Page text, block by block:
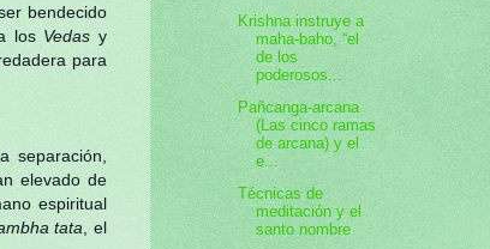
bendecido
los Vedas y
para
elevado de
espiritual
tata , el
Krishna instruye a
maha-baho, “el
de los
poderosos...
Pañcanga-arcana
(Las cinco ramas
de arcana) y el
e...
Técnicas de
meditación y el
santo nombre